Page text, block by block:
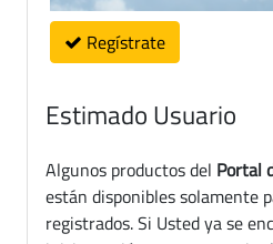
Regístrate
Estimado Usuario
Algunos productos del Portal
están disponibles solamente
registrados. Si Usted ya se